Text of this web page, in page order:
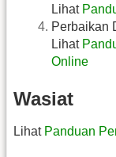
Lihat
Perbaikan
Lihat
Online
Wasiat
Lihat Panduan